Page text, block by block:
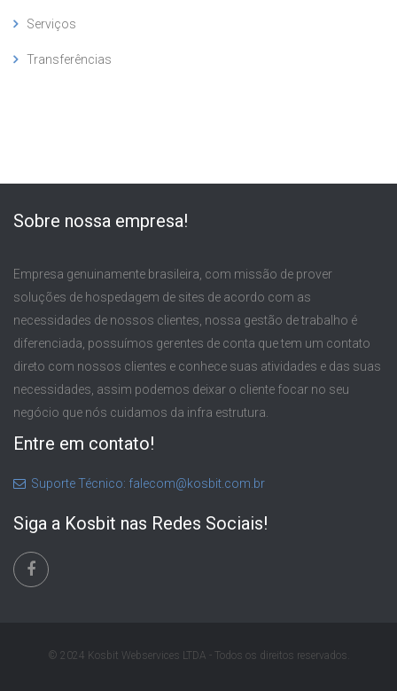
Serviços
Transferências
Sobre nossa empresa!
Empresa genuinamente brasileira, com missão de prover
soluções de hospedagem de sites de acordo com as
necessidades de nossos clientes, nossa gestão de trabalho é
diferenciada, possuímos gerentes de conta que tem um contato
direto com nossos clientes e conhece suas atividades e das suas
necessidades, assim podemos deixar o cliente focar no seu
negócio que nós cuidamos da infra estrutura.
Entre em contato!
Suporte Técnico: falecom@kosbit.com.br
Siga a Kosbit nas Redes Sociais!
© 2024 Kosbit Webservices LTDA - Todos os direitos reservados.